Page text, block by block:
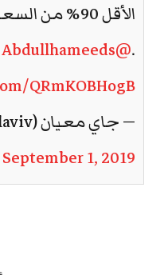
الأقل 90% من
.
@Abdullhameeds
QRmKOBHogB
— جاي معيان Guy Maayan (@guy_telaviv)
September 1, 2019